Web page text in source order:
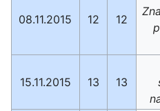
08.11.2015 12 12
15.11.2015 13 13